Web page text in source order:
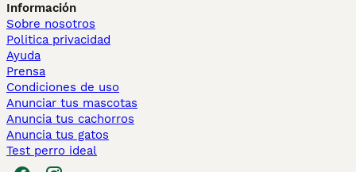
Información
Sobre nosotros
Politica privacidad
Ayuda
Prensa
Condiciones de uso
Anunciar tus mascotas
Anuncia tus cachorros
Anuncia tus gatos
Test perro ideal